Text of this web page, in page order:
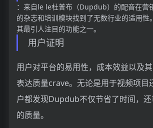
：来自le le杜普布（Dupdub）的配音在营
的杂志和培训模块找到了无数行业的适用性
其最引人注目的功能之一。
用户证明
用户对平台的易用性，成本效益以及其
表达质量crave。无论是用于视频项目
户都发现Dupdub不仅节省了时间，
的质量。